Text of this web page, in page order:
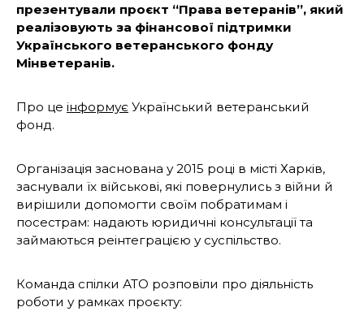
презентували проєкт “Права ветеранів”, який
реалізовують за фінансової підтримки
Українського ветеранського фонду
Мінветеранів.
Про це інформує Український ветеранський
фонд.
Організація заснована у 2015 році в місті Харків,
заснували їх військові, які повернулись з війни й
вирішили допомогти своїм побратимам і
посестрам: надають юридичні консультації та
займаються реінтеграцією у суспільство.
Команда спілки АТО розповіли про діяльність
роботи у рамках проєкту: